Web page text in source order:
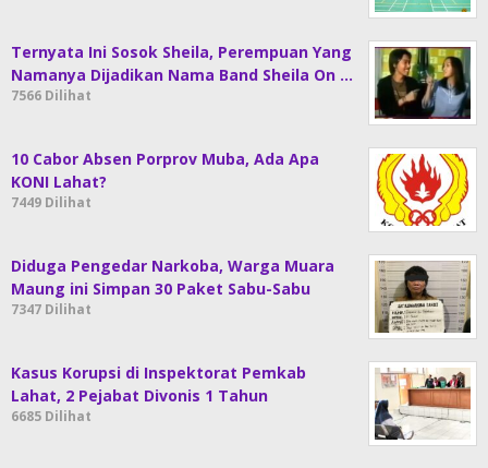
Ternyata Ini Sosok Sheila, Perempuan Yang
Namanya Dijadikan Nama Band Sheila On …
7566 Dilihat
10 Cabor Absen Porprov Muba, Ada Apa
KONI Lahat?
7449 Dilihat
Diduga Pengedar Narkoba, Warga Muara
Maung ini Simpan 30 Paket Sabu-Sabu
7347 Dilihat
Kasus Korupsi di Inspektorat Pemkab
Lahat, 2 Pejabat Divonis 1 Tahun
6685 Dilihat